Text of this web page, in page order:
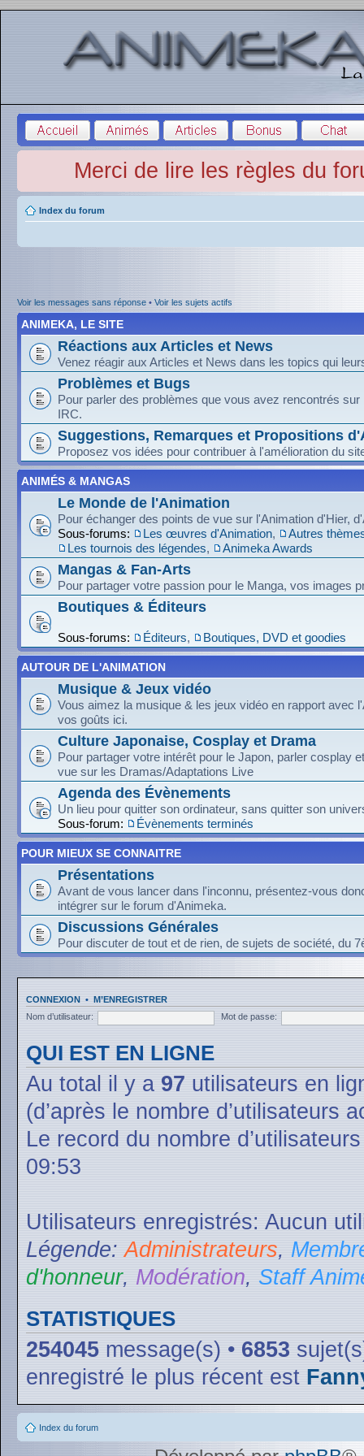
Merci de lire les règles du
Index du forum
Voir les messages sans réponse • Voir les sujets actifs
ANIMEKA, LE SITE
Réactions aux Articles et News
Venez réagir aux Articles et News dans les topics qui
Problèmes et Bugs
Pour parler des problèmes que vous avez rencontrés
IRC.
Suggestions, Remarques et Propositions
Proposez vos idées pour contribuer à l'amélioration du
ANIMÉS & MANGAS
Le Monde de l'Animation
Pour échanger des points de vue sur l'Animation d'Hier,
Sous-forums:
Les œuvres d'Animation,
Autres
Les tournois des légendes, Animeka Awards
Mangas & Fan-Arts
Pour partager votre passion pour le Manga, vos images
Boutiques & Éditeurs
Sous-forums: Éditeurs, Boutiques, DVD et goodies
AUTOUR DE L'ANIMATION
Musique & Jeux vidéo
Vous aimez la musique & les jeux vidéo en rapport avec
vos goûts ici.
Culture Japonaise, Cosplay et Drama
Pour partager votre intérêt pour le Japon, parler cosplay
vue sur les Dramas/Adaptations Live
Agenda des Évènements
Un lieu pour quitter son ordinateur, sans quitter son
Sous-forum:
Évènements terminés
POUR MIEUX SE CONNAITRE
Présentations
Avant de vous lancer dans l'inconnu, présentez-vous
intégrer sur le forum d'Animeka.
Discussions Générales
Pour discuter de tout et de rien, de sujets de société, du
CONNEXION • M’ENREGISTRER
Nom d’utilisateur:
Mot de passe:
QUI EST EN LIGNE
Au total il y a 97 utilisateurs en
(d’après le nombre d’utilisateurs
Le record du nombre
09:53
Utilisateurs enregistrés: Aucun
Légende:Administrateurs,
d'honneur, Modération, Staff
STATISTIQUES
254045 message(s) • 6853
enregistré le plus récent est
Index du forum